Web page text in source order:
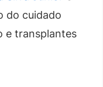
do cuidado
e transplantes